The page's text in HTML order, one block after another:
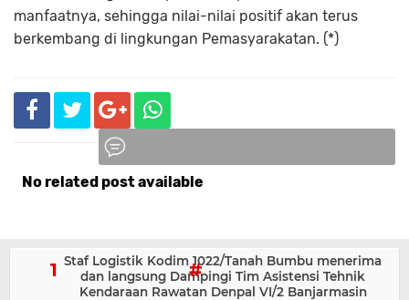
manfaatnya, sehingga nilai-nilai positif akan terus
berkembang di lingkungan Pemasyarakatan. (*)
No related post available
Staf Logistik Kodim 1022/Tanah Bumbu menerima
dan langsung Dampingi Tim Asistensi Tehnik
Kendaraan Rawatan Denpal VI/2 Banjarmasin